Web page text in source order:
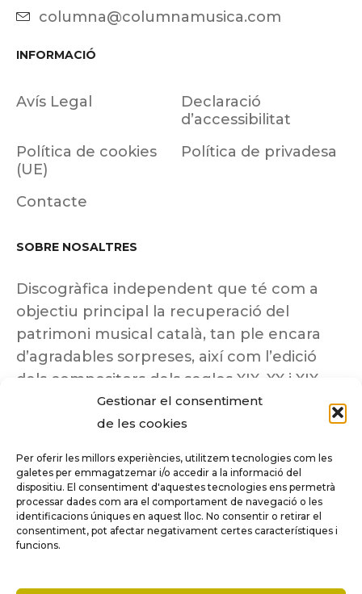
Gestionar el consentiment
de les cookies
Per oferir les millors experiències, utilitzem tecnologies com les
galetes per emmagatzemar i/o accedir a la informació del
dispositiu. El consentiment d'aquestes tecnologies ens permetrà
processar dades com ara el comportament de navegació o les
identificacions úniques en aquest lloc. No consentir o retirar el
consentiment, pot afectar negativament certes característiques i
funcions.
columna@columnamusica.com
INFORMACIÓ
Avís Legal
Declaració
d’accessibilitat
Política de cookies
(UE)
Política de privadesa
Contacte
SOBRE NOSALTRES
Discogràfica independent que té com a
objectiu principal la recuperació del
patrimoni musical català, tan ple encara
d’agradables sorpreses, així com l’edició
dels compositors dels segles XIX, XX i XIX
insuficientment coneguts.
Tots els drets reservats a ©Columna
Música.